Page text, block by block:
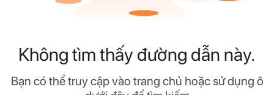
Không tìm thấy đường dẫn này.
Bạn có thể truy cập vào trang chủ hoặc sử dụng ô